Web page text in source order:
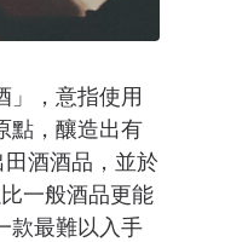
」，意指使用
點，釀造出有
酒酒品，並於
一般酒品更能
款最難以入手